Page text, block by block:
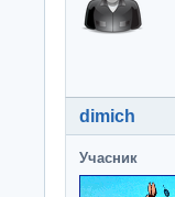
dimich
Учасник